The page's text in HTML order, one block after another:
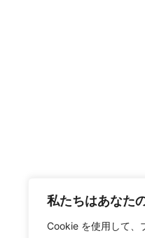
私たちはあなた
Cookie を使用して、